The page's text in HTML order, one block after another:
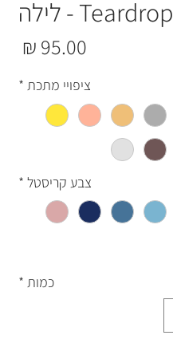
Teardrop - לילה
ציפויי מתכת *
צבע קריסטל *
כמות *